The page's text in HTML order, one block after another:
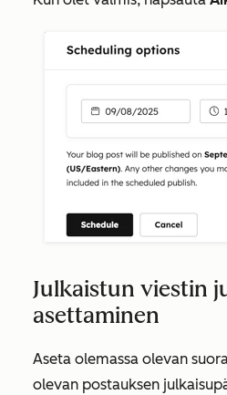
Julkaistun viestin
asettaminen
Aseta olemassa olevan
olevan postauksen